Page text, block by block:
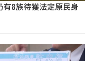
有8族待獲法定原民身